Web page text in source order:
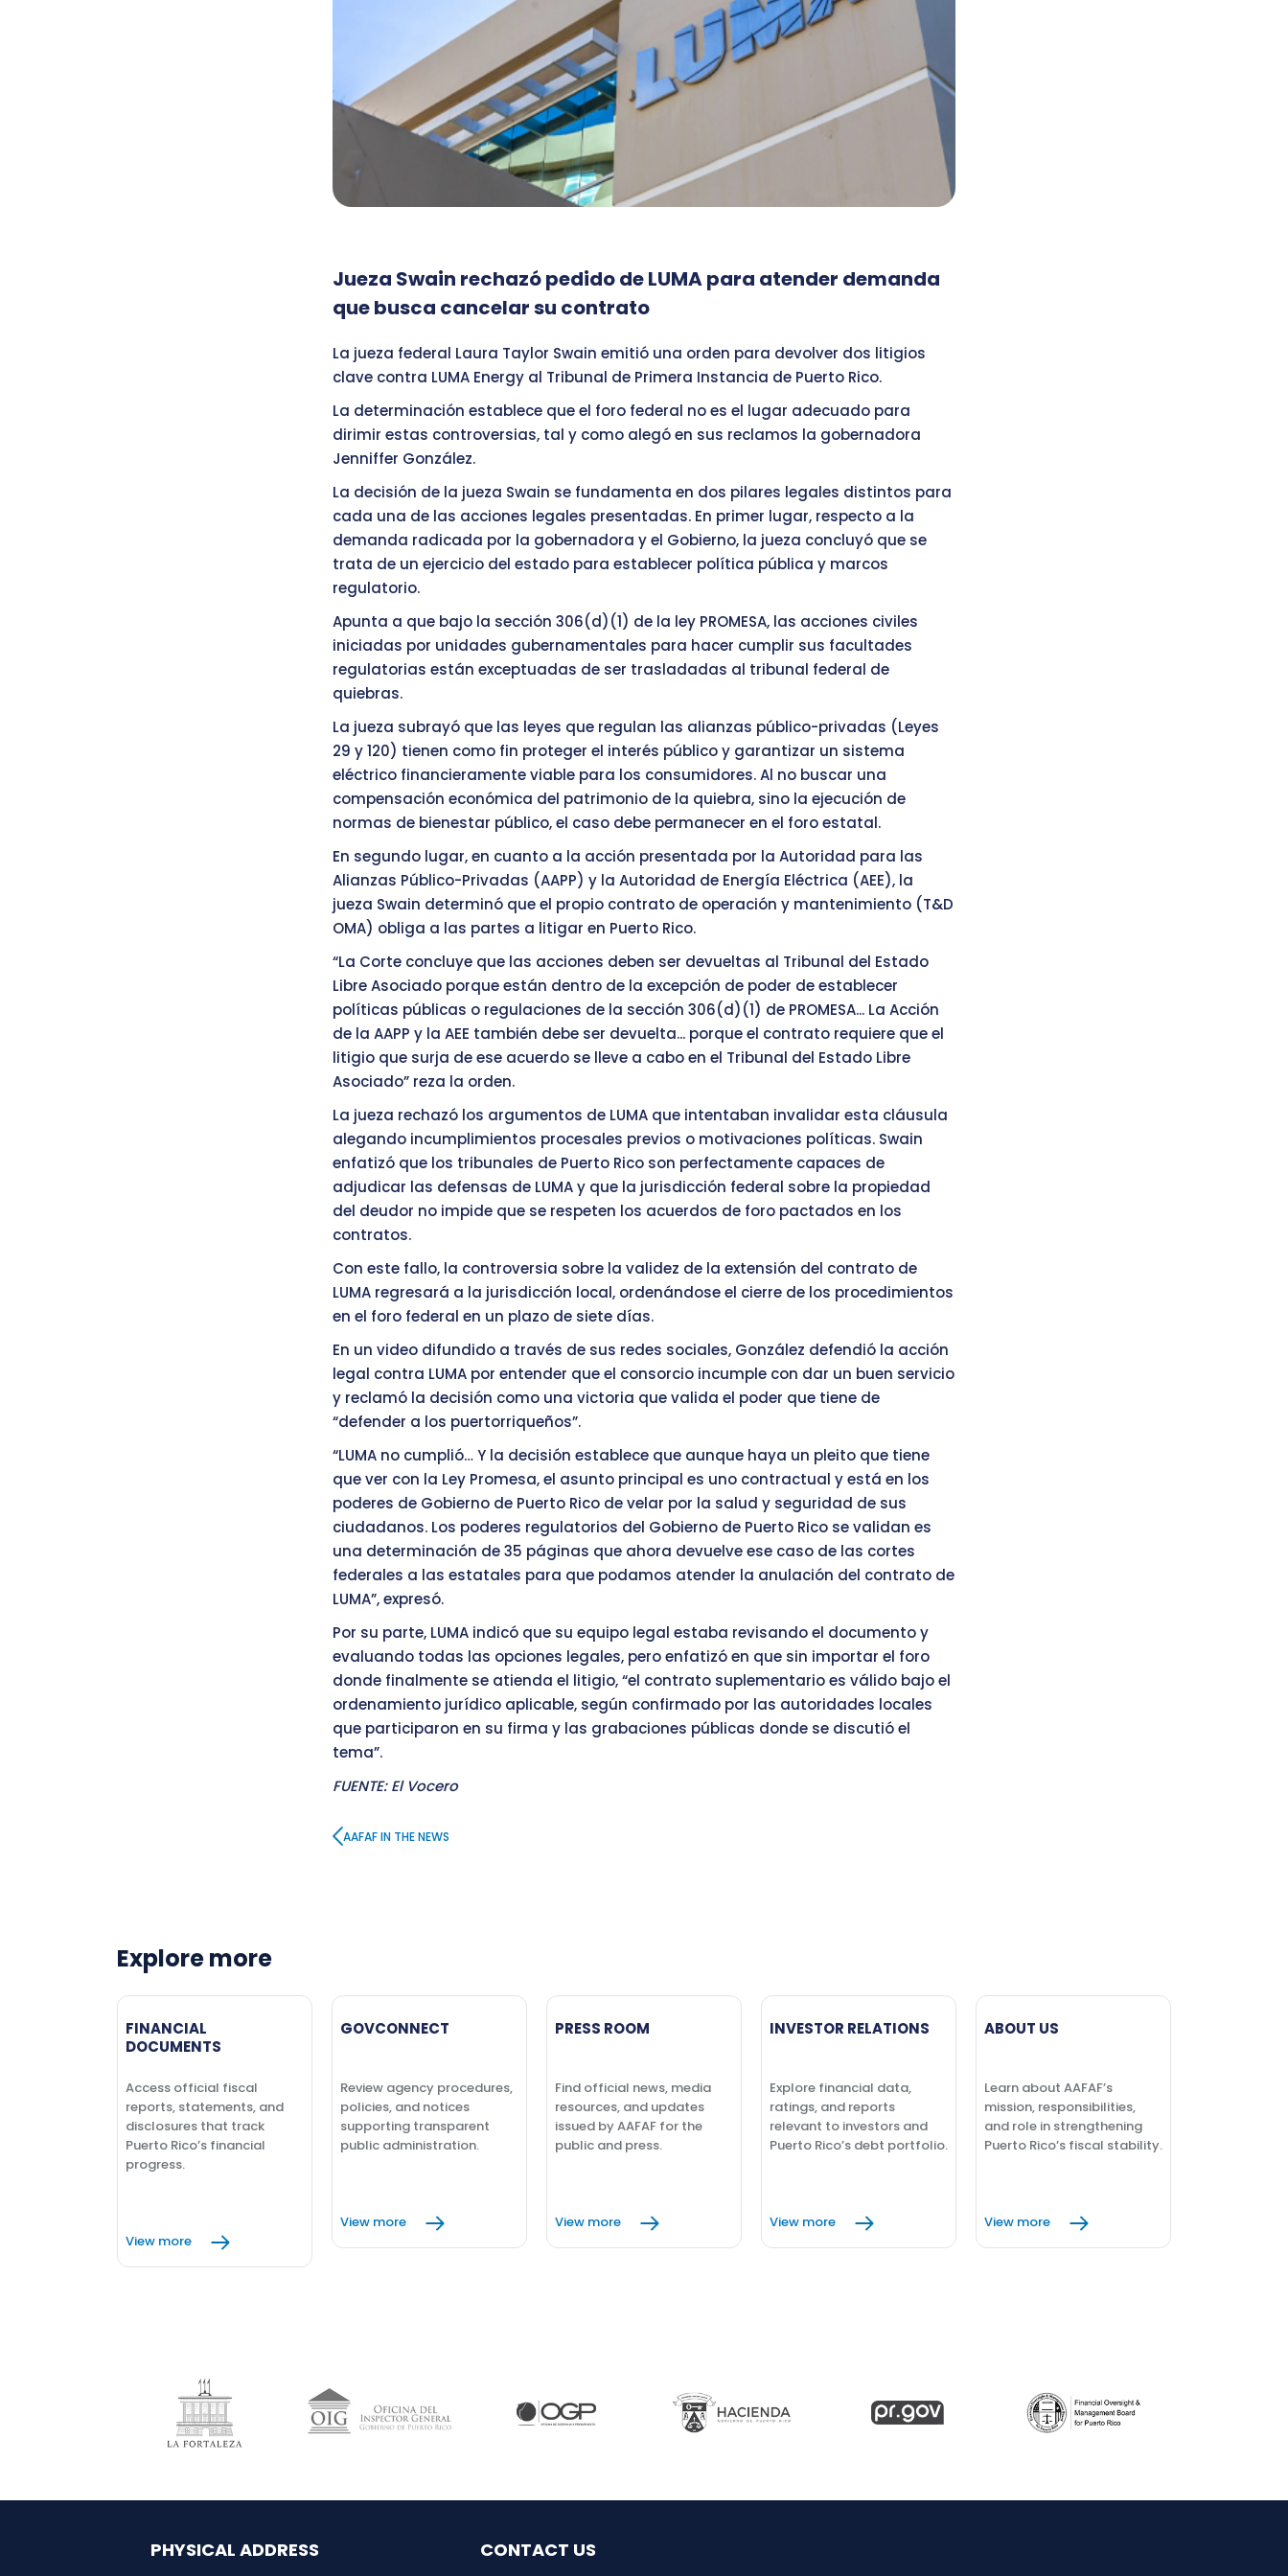
Jueza Swain rechazó pedido de LUMA para atender demanda
que busca cancelar su contrato
La jueza federal Laura Taylor Swain emitió una orden para devolver dos litigios
clave contra LUMA Energy al Tribunal de Primera Instancia de Puerto Rico.
La determinación establece que el foro federal no es el lugar adecuado para
dirimir estas controversias, tal y como alegó en sus reclamos la gobernadora
Jenniffer González.
La decisión de la jueza Swain se fundamenta en dos pilares legales distintos para
cada una de las acciones legales presentadas. En primer lugar, respecto a la
demanda radicada por la gobernadora y el Gobierno, la jueza concluyó que se
trata de un ejercicio del estado para establecer política pública y marcos
regulatorio.
Apunta a que bajo la sección 306(d)(1) de la ley PROMESA, las acciones civiles
iniciadas por unidades gubernamentales para hacer cumplir sus facultades
regulatorias están exceptuadas de ser trasladadas al tribunal federal de
quiebras.
La jueza subrayó que las leyes que regulan las alianzas público-privadas (Leyes
29 y 120) tienen como fin proteger el interés público y garantizar un sistema
eléctrico financieramente viable para los consumidores. Al no buscar una
compensación económica del patrimonio de la quiebra, sino la ejecución de
normas de bienestar público, el caso debe permanecer en el foro estatal.
En segundo lugar, en cuanto a la acción presentada por la Autoridad para las
Alianzas Público-Privadas (AAPP) y la Autoridad de Energía Eléctrica (AEE), la
jueza Swain determinó que el propio contrato de operación y mantenimiento (T&D
OMA) obliga a las partes a litigar en Puerto Rico.
“La Corte concluye que las acciones deben ser devueltas al Tribunal del Estado
Libre Asociado porque están dentro de la excepción de poder de establecer
políticas públicas o regulaciones de la sección 306(d)(1) de PROMESA... La Acción
de la AAPP y la AEE también debe ser devuelta... porque el contrato requiere que el
litigio que surja de ese acuerdo se lleve a cabo en el Tribunal del Estado Libre
Asociado” reza la orden.
La jueza rechazó los argumentos de LUMA que intentaban invalidar esta cláusula
alegando incumplimientos procesales previos o motivaciones políticas. Swain
enfatizó que los tribunales de Puerto Rico son perfectamente capaces de
adjudicar las defensas de LUMA y que la jurisdicción federal sobre la propiedad
del deudor no impide que se respeten los acuerdos de foro pactados en los
contratos.
Con este fallo, la controversia sobre la validez de la extensión del contrato de
LUMA regresará a la jurisdicción local, ordenándose el cierre de los procedimientos
en el foro federal en un plazo de siete días.
En un video difundido a través de sus redes sociales, González defendió la acción
legal contra LUMA por entender que el consorcio incumple con dar un buen servicio
y reclamó la decisión como una victoria que valida el poder que tiene de
“defender a los puertorriqueños”.
“LUMA no cumplió… Y la decisión establece que aunque haya un pleito que tiene
que ver con la Ley Promesa, el asunto principal es uno contractual y está en los
poderes de Gobierno de Puerto Rico de velar por la salud y seguridad de sus
ciudadanos. Los poderes regulatorios del Gobierno de Puerto Rico se validan es
una determinación de 35 páginas que ahora devuelve ese caso de las cortes
federales a las estatales para que podamos atender la anulación del contrato de
LUMA”, expresó.
Por su parte, LUMA indicó que su equipo legal estaba revisando el documento y
evaluando todas las opciones legales, pero enfatizó en que sin importar el foro
donde finalmente se atienda el litigio, “el contrato suplementario es válido bajo el
ordenamiento jurídico aplicable, según confirmado por las autoridades locales
que participaron en su firma y las grabaciones públicas donde se discutió el
tema”.
FUENTE: El Vocero
AAFAF IN THE NEWS
Explore more
FINANCIAL
DOCUMENTS
Access official fiscal
reports, statements, and
disclosures that track
Puerto Rico’s financial
progress.
View more
GOVCONNECT
Review agency procedures,
policies, and notices
supporting transparent
public administration.
View more
PRESS ROOM
Find official news, media
resources, and updates
issued by AAFAF for the
public and press.
View more
INVESTOR RELATIONS
Explore financial data,
ratings, and reports
relevant to investors and
Puerto Rico’s debt portfolio.
View more
ABOUT US
Learn about AAFAF’s
mission, responsibilities,
and role in strengthening
Puerto Rico’s fiscal stability.
View more
PHYSICAL ADDRESS CONTACT US